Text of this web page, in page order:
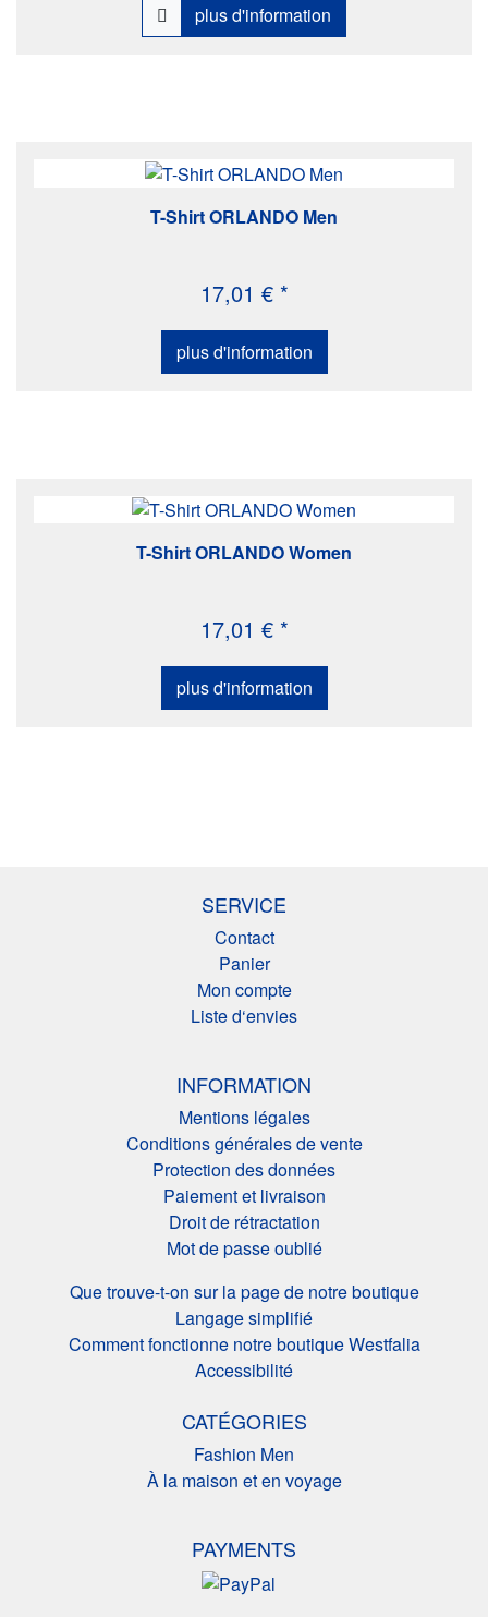
plus d'information
T-Shirt ORLANDO Men
17,01 € *
plus d'information
T-Shirt ORLANDO Women
17,01 € *
plus d'information
SERVICE
Contact
Panier
Mon compte
Liste d‘envies
INFORMATION
Mentions légales
Conditions générales de vente
Protection des données
Paiement et livraison
Droit de rétractation
Mot de passe oublié
Que trouve-t-on sur la page de notre boutique
Langage simplifié
Comment fonctionne notre boutique Westfalia
Accessibilité
CATÉGORIES
Fashion Men
À la maison et en voyage
PAYMENTS